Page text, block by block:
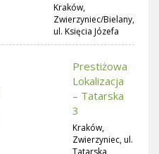
Kraków,
Zwierzyniec/Bielany,
ul. Księcia Józefa
Prestiżowa
Lokalizacja
– Tatarska
3
Kraków,
Zwierzyniec, ul.
Tatarska